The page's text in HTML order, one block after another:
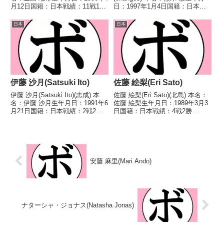
月12日国籍：日本戦績：11戦11
女子ボクシング選手権大会フライ
級優勝(アマチュア)全日本女子ボ
クシング選手権大会フ...
日：1997年1月4日国籍：日本戦
なし 【戦歴】2026/06/21
●2RTKO 山下 由衣 (ワタナ
ベ)2026/03/21 △...
日本
伊藤 沙月(Satsuki Ito)
伊藤 沙月(Satsuki Ito)(志成) 本
名：伊藤 沙月生年月日：1991年6
月21日国籍：日本戦績：2戦2勝
ア) 【戦歴】2022/07/...
日本
佐藤 絵梨(Eri Sato)
佐藤 絵梨(Eri Sato)(北島) 本名：
佐藤 絵梨生年月日：1989年3月3
日国籍：日本戦績：4戦2勝
安藤 麻里(Mari Ando)
ナターシャ・ジョナス(Natasha Jonas)